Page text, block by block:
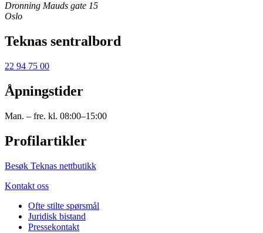
Dronning Mauds gate 15
Oslo
Teknas sentralbord
22 94 75 00
Åpningstider
Man. – fre. kl. 08:00–15:00
Profilartikler
Besøk Teknas nettbutikk
Kontakt oss
Ofte stilte spørsmål
Juridisk bistand
Pressekontakt